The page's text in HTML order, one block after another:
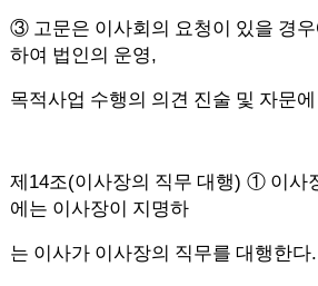
③ 고문은 이사회의 요청이 있을 경
하여 법인의 운영,
목적사업 수행의 의견 진술 및 자문
제 14조(이사장의 직무 대행) ① 이사
에는 이사장이 지명하
는 이사가 이사장의 직무를 대행한다.